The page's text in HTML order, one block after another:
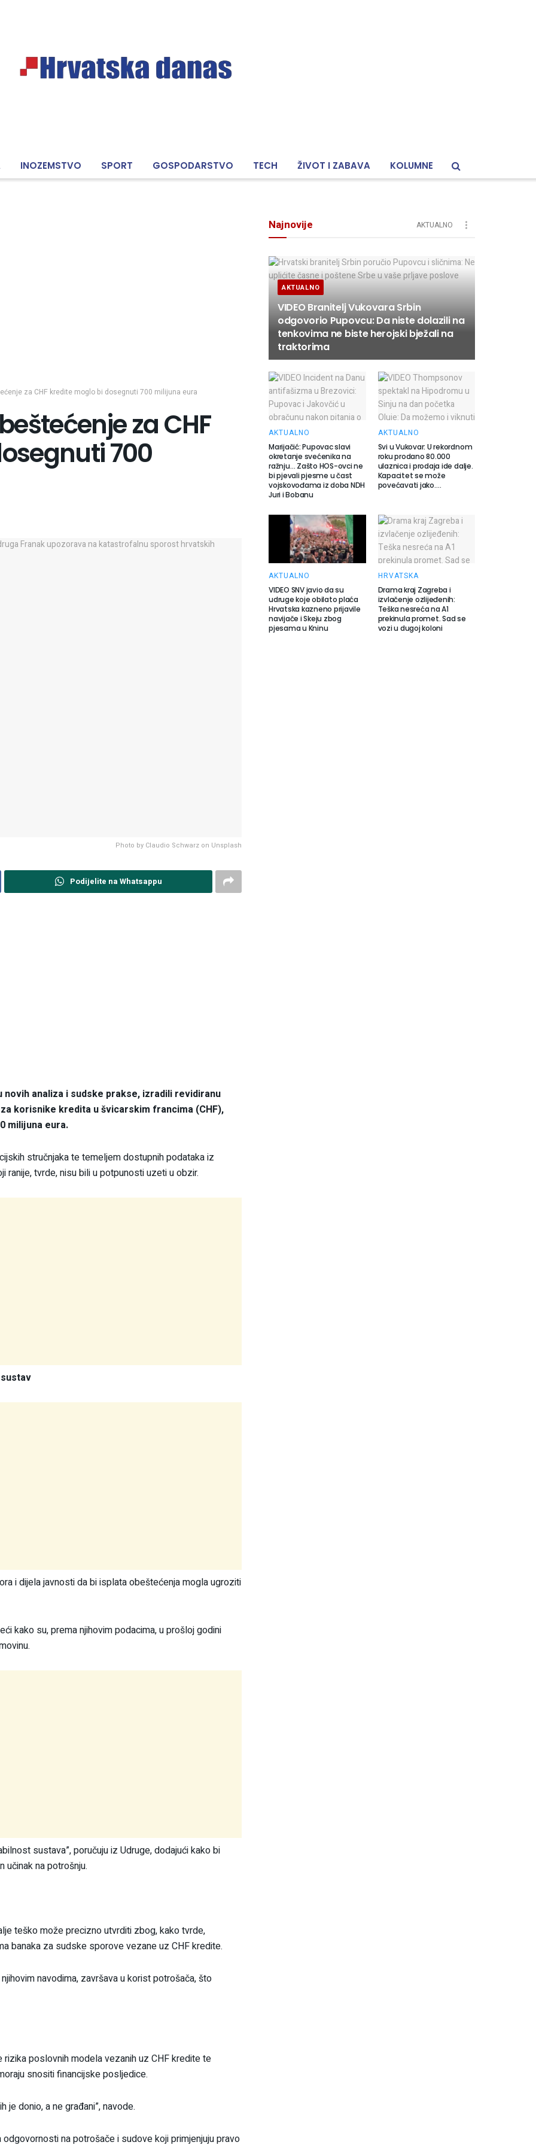
INOZEMSTVO SPORT GOSPODARSTVO TECH ŽIVOT I ZABAVA KOLUMNE
za CHF kredite moglo bi dosegnuti 700 milijuna eura
za CHF
700
Photo by Claudio Schwarz on Unsplash
Podijelite na Whatsappu
analiza i sudske prakse, izradili revidiranu
korisnike kredita u švicarskim francima (CHF),
milijuna eura.
stručnjaka te temeljem dostupnih podataka iz
tvrde, nisu bili u potpunosti uzeti u obzir.
i dijela javnosti da bi isplata obeštećenja mogla ugroziti
kako su, prema njihovim podacima, u prošloj godini
sustava”, poručuju iz Udruge, dodajući kako bi
učinak na potrošnju.
teško može precizno utvrditi zbog, kako tvrde,
banaka za sudske sporove vezane uz CHF kredite.
navodima, završava u korist potrošača, što
poslovnih modela vezanih uz CHF kredite te
snositi financijske posljedice.
je donio, a ne građani”, navode.
na potrošače i sudove koji primjenjuju pravo
Najnovije AKTUALNO
AKTUALNO
VIDEO Branitelj Vukovara Srbin
odgovorio Pupovcu: Da niste dolazili na
tenkovima ne biste herojski bježali na
traktorima
AKTUALNO
Marijačić: Pupovac slavi
okretanje svećenika na
ražnju… Zašto HOS-ovci ne
bi pjevali pjesme u čast
vojskovođama iz doba NDH
Juri i Bobanu
AKTUALNO
Svi u Vukovar: U rekordnom
roku prodano 80.000
ulaznica i prodaja ide dalje.
Kapacitet se može
povećavati jako….
AKTUALNO
VIDEO SNV javio da su
udruge koje obilato plaća
Hrvatska kazneno prijavile
navijače i Skeju zbog
pjesama u Kninu
HRVATSKA
Drama kraj Zagreba i
izvlačenje ozlijeđenih:
Teška nesreća na A1
prekinula promet. Sad se
vozi u dugoj koloni